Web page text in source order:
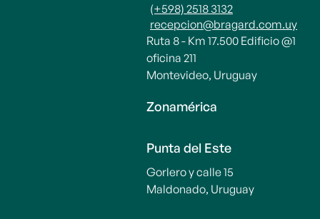
(+598) 2518 3132
recepcion@bragard.com.uy
Ruta 8 - Km 17.500 Edificio @1
oficina 211
Montevideo, Uruguay
Zonamérica
Punta del Este
Gorlero y calle 15
Maldonado, Uruguay